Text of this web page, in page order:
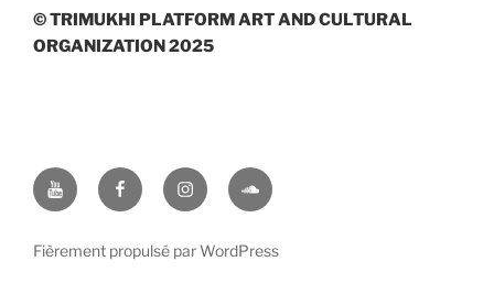
© TRIMUKHI PLATFORM ART AND CULTURAL
ORGANIZATION 2025
Youtube FacebookInstagramSoundcloud
Fièrement propulsé par WordPress